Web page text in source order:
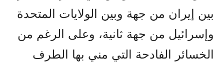
بين إيران من جهة وبين الولايات المتحدة
وإسرائيل من جهة ثانية، وعلى الرغم من
الخسائر الفادحة التي مني بها الطرف